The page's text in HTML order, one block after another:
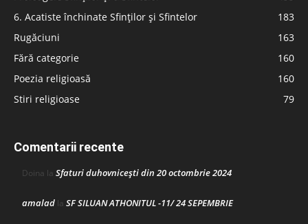
6. Acatiste închinate Sfinților și Sfintelor
183
Rugăciuni
163
Fără categorie
160
Poezia religioasă
160
Stiri religioase
79
Comentarii recente
Doina la Sfaturi duhovnicești din 20 octombrie 2024
amalad la SF SILUAN ATHONITUL -11/ 24 SEPEMBRIE